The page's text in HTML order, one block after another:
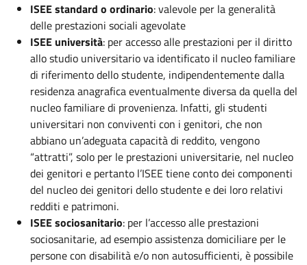
ISEE standard o ordinario: valevole per la generalità
delle prestazioni sociali agevolate
ISEE università: per accesso alle prestazioni per il diritto
allo studio universitario va identificato il nucleo familiare
di riferimento dello studente, indipendentemente dalla
residenza anagrafica eventualmente diversa da quella del
nucleo familiare di provenienza. Infatti, gli studenti
universitari non conviventi con i genitori, che non
abbiano un’adeguata capacità di reddito, vengono
“attratti”, solo per le prestazioni universitarie, nel nucleo
dei genitori e pertanto l’ISEE tiene conto dei componenti
del nucleo dei genitori dello studente e dei loro relativi
redditi e patrimoni.
ISEE sociosanitario: per l’accesso alle prestazioni
sociosanitarie, ad esempio assistenza domiciliare per le
persone con disabilità e/o non autosufficienti, è possibile